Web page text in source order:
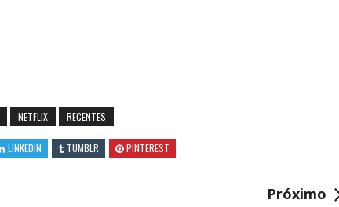
NETFLIX RECENTES
LINKEDIN TUMBLR PINTEREST
Próximo